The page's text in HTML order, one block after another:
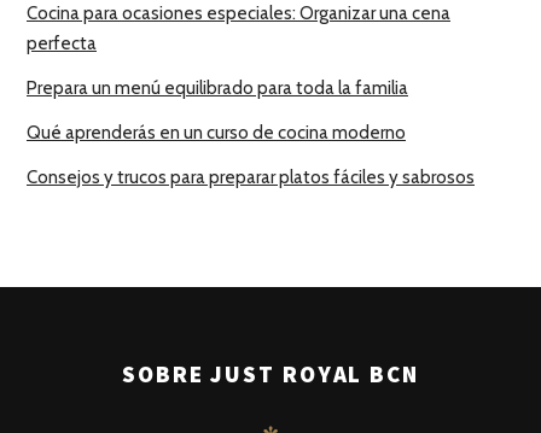
Cocina para ocasiones especiales: Organizar una cena
perfecta
Prepara un menú equilibrado para toda la familia
Qué aprenderás en un curso de cocina moderno
Consejos y trucos para preparar platos fáciles y sabrosos
SOBRE JUST ROYAL BCN